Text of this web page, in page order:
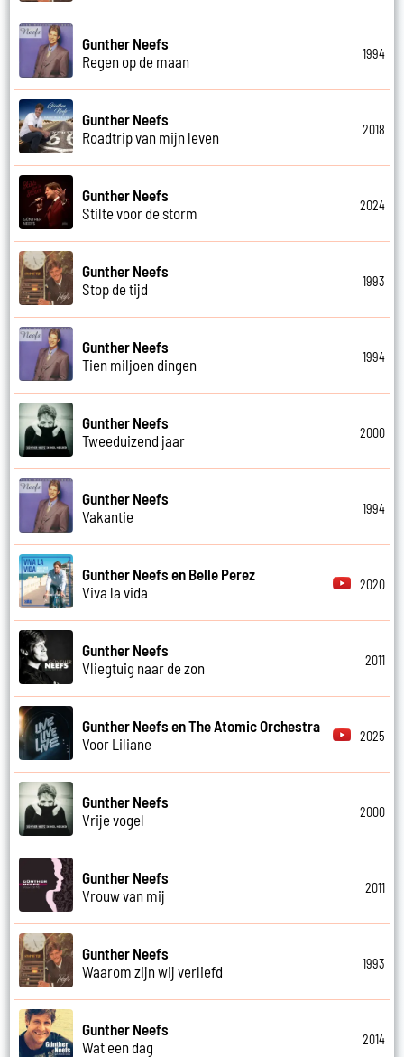
Gunther Neefs
Regen op de maan
1994
Gunther Neefs
Roadtrip van mijn leven
2018
Gunther Neefs
Stilte voor de storm
2024
Gunther Neefs
Stop de tijd
1993
Gunther Neefs
Tien miljoen dingen
1994
Gunther Neefs
Tweeduizend jaar
2000
Gunther Neefs
Vakantie
1994
Gunther Neefs en Belle Perez
Viva la vida
2020
Gunther Neefs
Vliegtuig naar de zon
2011
Gunther Neefs en The Atomic Orchestra
Voor Liliane
2025
Gunther Neefs
Vrije vogel
2000
Gunther Neefs
Vrouw van mij
2011
Gunther Neefs
Waarom zijn wij verliefd
1993
Gunther Neefs
Wat een dag
2014